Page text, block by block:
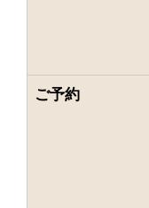
ご予約